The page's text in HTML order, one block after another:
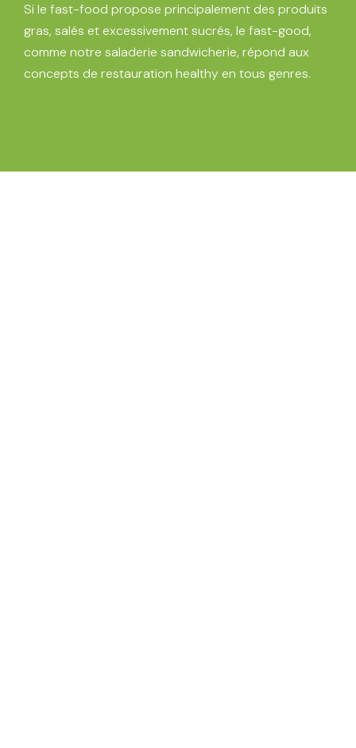
Si le fast-food propose principalement des produits
gras, salés et excessivement sucrés, le fast-good,
comme notre saladerie sandwicherie, répond aux
concepts de restauration healthy en tous genres.